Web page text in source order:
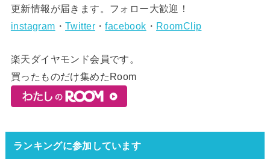
更新情報が届きます。フォロー大歓迎！
instagram ・Twitter・facebook ・ RoomClip
楽天ダイヤモンド会員です。
買ったものだけ集めたRoom
ランキングに参加しています